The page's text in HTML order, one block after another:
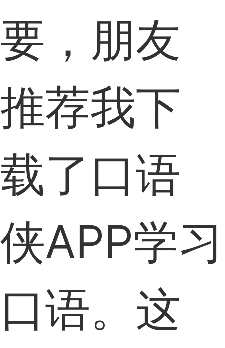
要，朋友
推荐我下
载了口语
侠APP学习
口语。这